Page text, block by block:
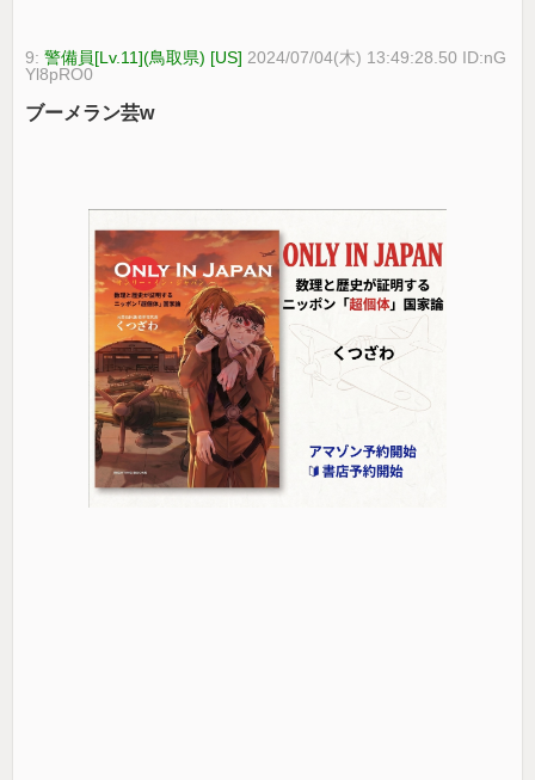
9:警備員[Lv.11](鳥取県) [US] 2024/07/04(木) 13:49:28.50 ID:nG
Yl8pRO0
ブーメラン芸w